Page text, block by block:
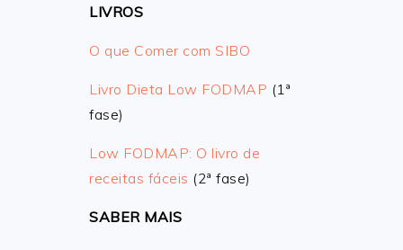
LIVROS
O que Comer com SIBO
Livro Dieta Low FODMAP (1ª
fase)
Low FODMAP: O livro de
receitas fáceis (2ª fase)
SABER MAIS